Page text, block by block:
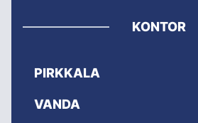
KONTOR
PIRKKALA
VANDA